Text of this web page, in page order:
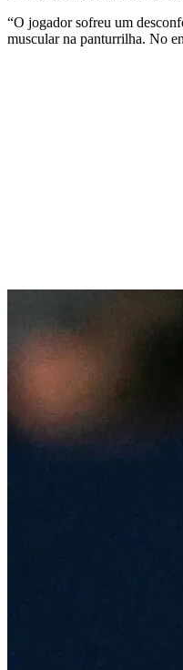
“O jogador sofreu um
muscular na panturrilha. No